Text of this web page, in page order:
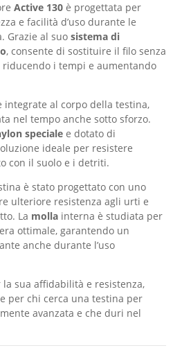
Active 130 è progettata per
e facilità d’uso durante le
Grazie al suo sistema di
, consente di sostituire il filo senza
riducendo i tempi e aumentando
integrate al corpo della testina,
nel tempo anche sotto sforzo.
speciale e dotato di
ideale per resistere
con il suolo e i detriti.
è stato progettato con uno
ulteriore resistenza agli urti e
La molla interna è studiata per
ottimale, garantendo un
anche durante l’uso
sua affidabilità e resistenza,
per chi cerca una testina per
avanzata e che duri nel